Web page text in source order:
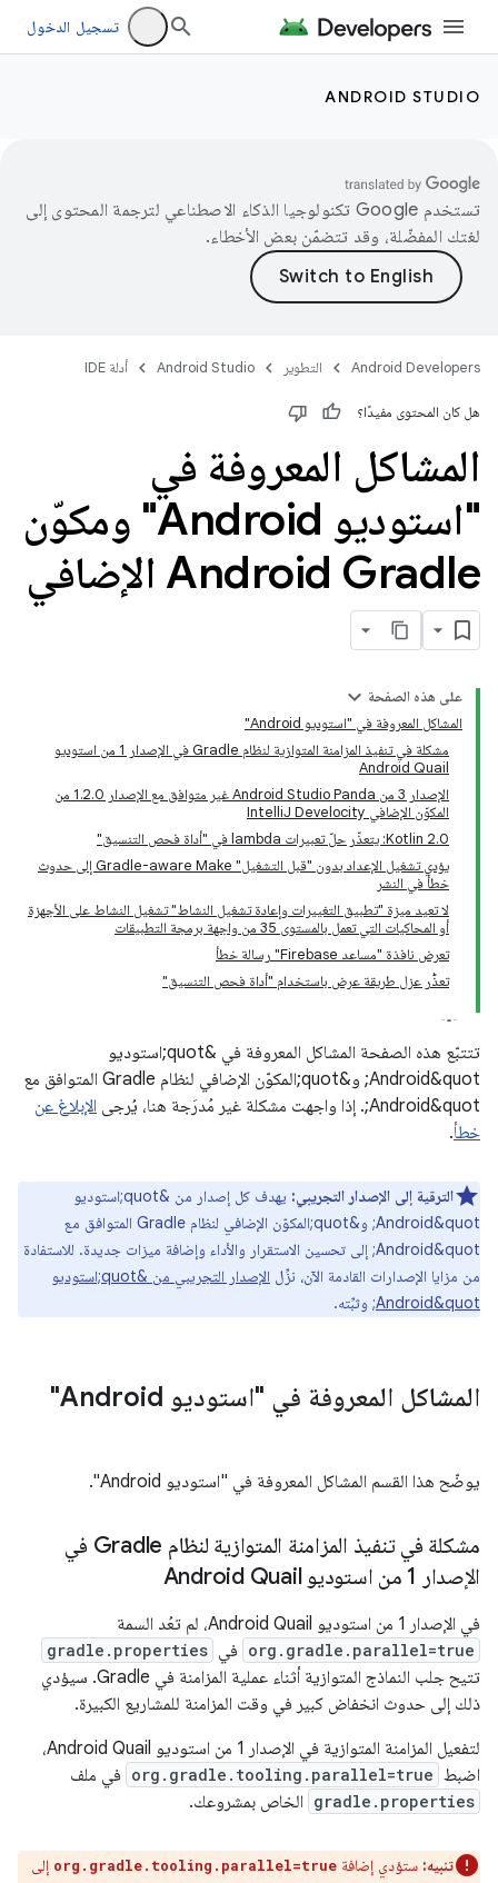
تسجيل الدخول
ANDROID STUDIO
تستخدم Google تكنولوجيا الذكاء الاصطناعي لترجمة المحتوى إلى
لغتك المفضّلة، وقد تتضمّن بعض الأخطاء.
Android Developers التطوير Android Studio أدلة IDE
هل كان المحتوى مفيدًا؟
المشاكل المعروفة في
"استوديو Android" ومكوّن
Android Gradle الإضافي
على هذه الصفحة
المشاكل المعروفة في "استوديو Android"
مشكلة في تنفيذ المزامنة المتوازية لنظام Gradle في الإصدار 1 من استوديو
Android Quail
الإصدار 3 من Android Studio Panda غير متوافق مع الإصدار 1.2.0 من
المكوّن الإضافي IntelliJ Develocity
‫Kotlin 2.0: يتعذّر حلّ تعبيرات lambda في "أداة فحص التنسيق"
يؤدي تشغيل الإعداد بدون "قبل التشغيل" Gradle-aware Make إلى حدوث
خطأ في النشر
لا تعيد ميزة "تطبيق التغييرات وإعادة تشغيل النشاط" تشغيل النشاط على الأجهزة
أو المحاكيات التي تعمل بالمستوى 35 من واجهة برمجة التطبيقات
تعرض نافذة "مساعد Firebase" رسالة خطأ
تعذُّر عزل طريقة عرض باستخدام "أداة فحص التنسيق"
تتتبّع هذه الصفحة المشاكل المعروفة في &quot;استوديو
Android&quot; و&quot;المكوّن الإضافي لنظام Gradle المتوافق مع
Android&quot;. إذا واجهت مشكلة غير مُدرَجة هنا، يُرجى
الإبلاغ عن
خطأ.
الترقية إلى الإصدار التجريبي:
يهدف كل إصدار من &quot;استوديو
Android&quot; و&quot;المكوّن الإضافي لنظام Gradle المتوافق مع
Android&quot; إلى تحسين الاستقرار والأداء وإضافة ميزات جديدة. للاستفادة
من مزايا الإصدارات القادمة الآن، نزِّل
الإصدار التجريبي من &quot;استوديو
Android&quot; وثبِّته.
المشاكل المعروفة في "استوديو Android"
يوضّح هذا القسم المشاكل المعروفة في "استوديو Android".
مشكلة في تنفيذ المزامنة المتوازية لنظام Gradle في
الإصدار 1 من استوديو Android Quail
في الإصدار 1 من استوديو Android Quail، لم تعُد السمة
org.gradle.parallel=true في gradle.properties
تتيح جلب النماذج المتوازية أثناء عملية المزامنة في Gradle. سيؤدي
ذلك إلى حدوث انخفاض كبير في وقت المزامنة للمشاريع الكبيرة.
لتفعيل المزامنة المتوازية في الإصدار 1 من استوديو Android Quail،
اضبط org.gradle.tooling.parallel=true في ملف
gradle.properties الخاص بمشروعك.
تنبيه: ستؤدي إضافة org.gradle.tooling.parallel=true إلى